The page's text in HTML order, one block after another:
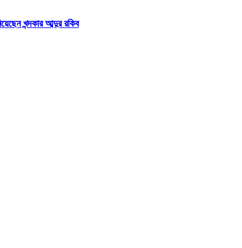
খন্দকার আব্দুর রকিব